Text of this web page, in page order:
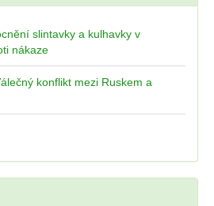
slintavky a kulhavky v
nákaze
konflikt mezi Ruskem a